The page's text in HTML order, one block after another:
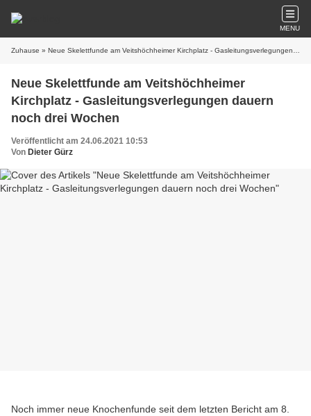
MENU
Zuhause » Neue Skelettfunde am Veitshöchheimer Kirchplatz - Gasleitungsverlegungen dauern noch drei Wochen
Neue Skelettfunde am Veitshöchheimer
Kirchplatz - Gasleitungsverlegungen dauern
noch drei Wochen
Veröffentlicht am 24.06.2021 10:53
Von Dieter Gürz
Noch immer neue Knochenfunde seit dem letzten Bericht am 8.